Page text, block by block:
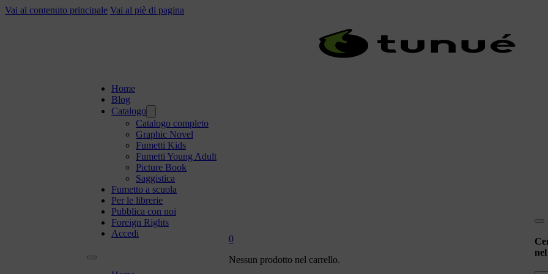
Vai al contenuto principale Vai al piè di pagina
Home
Blog
Catalogo
Catalogo completo
Graphic Novel
Fumetti Kids
Fumetti Young Adult
Picture Book
Saggistica
Fumetto a scuola
Per le librerie
Pubblica con noi
Foreign Rights
Accedi
0
Nessun prodotto nel carrello.